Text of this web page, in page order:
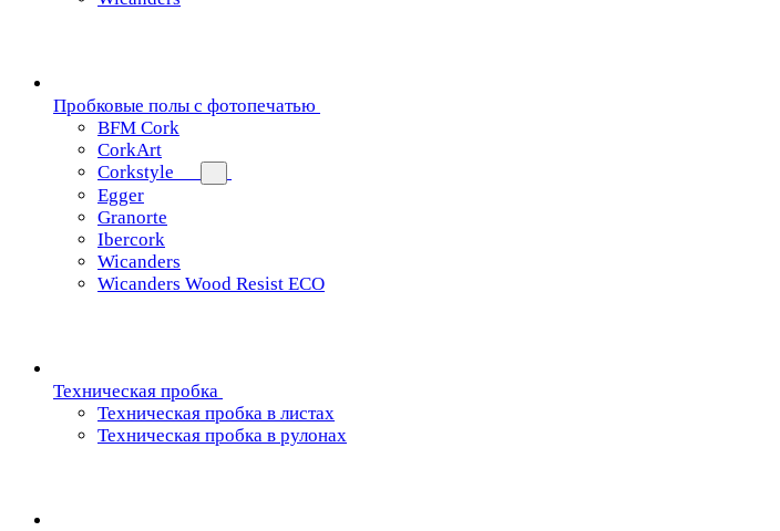
Пробковые полы с фотопечатью
BFM Cork
CorkArt
Corkstyle
Egger
Granorte
Ibercork
Wicanders
Wicanders Wood Resist ECO
Техническая пробка
Техническая пробка в листах
Техническая пробка в рулонах